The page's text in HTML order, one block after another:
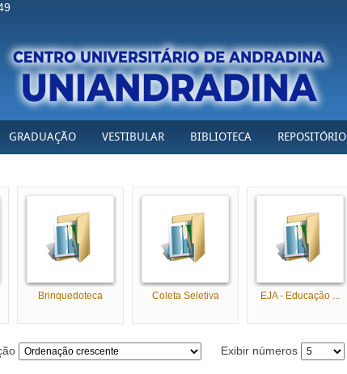
GRADUAÇÃO VESTIBULAR BIBLIOTECA REPOSITÓRIO
Brinquedoteca Coleta Seletiva EJA - Educação ...
Exibir números